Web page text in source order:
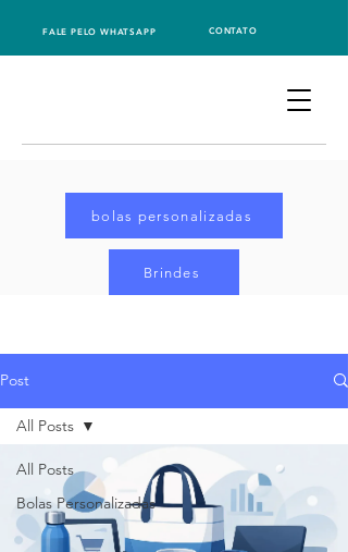
FALE PELO WHATSAPP CONTATO
bolas personalizadas
Brindes
Post
All Posts
Bolas Personalizadas
All Posts